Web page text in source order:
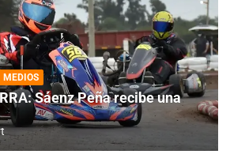
MEDIOS
Sáenz Peña recibe una